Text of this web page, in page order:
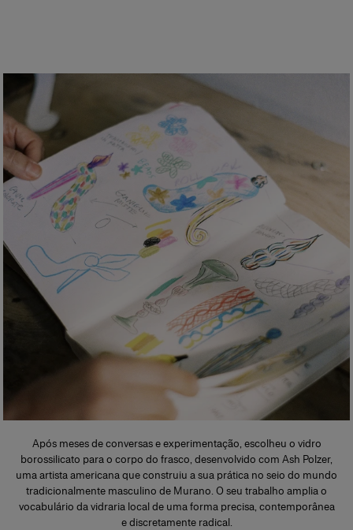
Após meses de conversas e experimentação, escolheu o vidro
borossilicato para o corpo do frasco, desenvolvido com Ash Polzer,
uma artista americana que construiu a sua prática no seio do mundo
tradicionalmente masculino de Murano. O seu trabalho amplia o
vocabulário da vidraria local de uma forma precisa, contemporânea
e discretamente radical.